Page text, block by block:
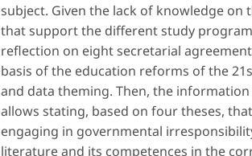
subject. Given the lack of knowledge
that support the different study
reflection on eight secretarial
basis of the education reforms of the
and data theming. Then, the
allows stating, based on four theses,
engaging in governmental
literature and its competences in the